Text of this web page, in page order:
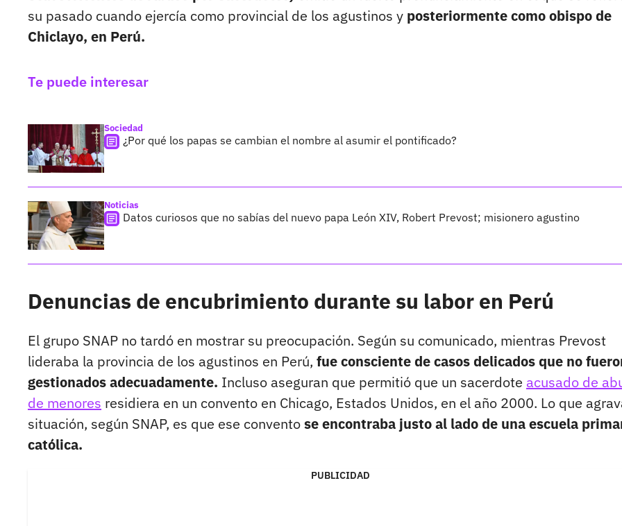
su pasado cuando ejercía como provincial de los agustinos y posteriormente como obispo de
Chiclayo, en Perú.
Te puede interesar
Sociedad
¿Por qué los papas se cambian el nombre al asumir el pontificado?
Noticias
Datos curiosos que no sabías del nuevo papa León XIV, Robert Prevost; misionero agustino
Denuncias de encubrimiento durante su labor en Perú
El grupo SNAP no tardó en mostrar su preocupación. Según su comunicado, mientras Prevost
lideraba la provincia de los agustinos en Perú, fue consciente de casos delicados que no
gestionados adecuadamente. Incluso aseguran que permitió que un sacerdote acusado de
de menores residiera en un convento en Chicago, Estados Unidos, en el año 2000. Lo que
situación, según SNAP, es que ese conventose encontraba justo al lado de una escuela
católica.
PUBLICIDAD